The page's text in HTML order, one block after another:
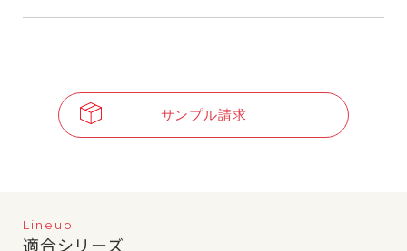
サンプル請求
Lineup
適合シリーズ